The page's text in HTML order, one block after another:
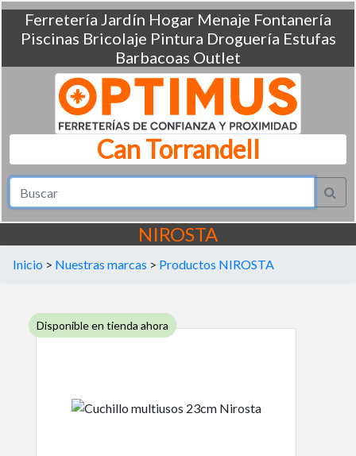
Ferretería Jardín Hogar Menaje Fontanería
Piscinas Bricolaje Pintura Droguería Estufas
Barbacoas Outlet
Can Torrandell
NIROSTA
Inicio > Nuestras marcas > Productos NIROSTA
Disponible en tienda ahora